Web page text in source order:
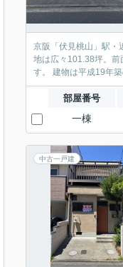
京阪「伏見桃山」駅・
地は広々101.38坪。前
す。 建物は平成
部屋番号
一棟
中古一戸建